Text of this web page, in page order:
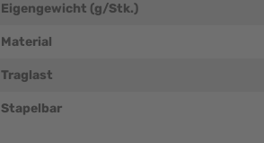
Eigengewicht (g/Stk.)
Material
Traglast
Stapelbar